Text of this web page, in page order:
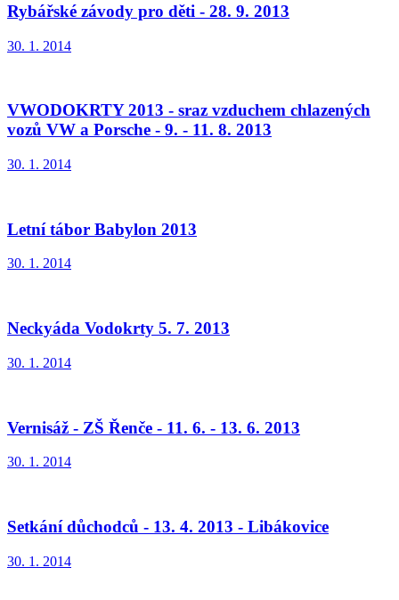
Rybářské závody pro děti - 28. 9. 2013
30. 1. 2014
VWODOKRTY 2013 - sraz vzduchem chlazených
vozů VW a Porsche - 9. - 11. 8. 2013
30. 1. 2014
Letní tábor Babylon 2013
30. 1. 2014
Neckyáda Vodokrty 5. 7. 2013
30. 1. 2014
Vernisáž - ZŠ Řenče - 11. 6. - 13. 6. 2013
30. 1. 2014
Setkání důchodců - 13. 4. 2013 - Libákovice
30. 1. 2014